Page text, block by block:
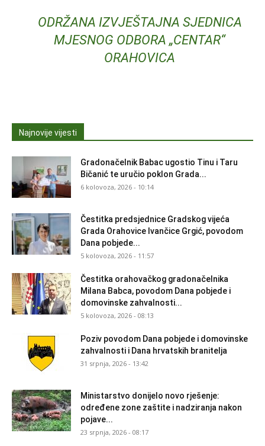
ODRŽANA IZVJEŠTAJNA SJEDNICA
MJESNOG ODBORA „CENTAR“
ORAHOVICA
Najnovije vijesti
Gradonačelnik Babac ugostio Tinu i Taru
Bičanić te uručio poklon Grada...
6 kolovoza, 2026 - 10:14
Čestitka predsjednice Gradskog vijeća
Grada Orahovice Ivančice Grgić, povodom
Dana pobjede...
5 kolovoza, 2026 - 11:57
Čestitka orahovačkog gradonačelnika
Milana Babca, povodom Dana pobjede i
domovinske zahvalnosti...
5 kolovoza, 2026 - 08:13
Poziv povodom Dana pobjede i domovinske
zahvalnosti i Dana hrvatskih branitelja
31 srpnja, 2026 - 13:42
Ministarstvo donijelo novo rješenje:
određene zone zaštite i nadziranja nakon
pojave...
23 srpnja, 2026 - 08:17